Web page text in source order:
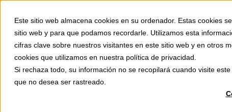
Este sitio web almacena cookies en su ordenador. Estas cookies
sitio web y para que podamos recordarle. Utilizamos esta
cifras clave sobre nuestros visitantes en este sitio web y en otros
cookies que utilizamos en nuestra política de privacidad.
Si rechaza todo, su información no se recopilará cuando visite
que no desea ser rastreado.
Ibérica